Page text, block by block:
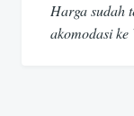
Harga sudah
akomodasi